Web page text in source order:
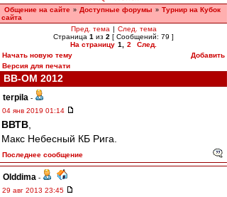
Общение на сайте » Доступные форумы » Турнир на Кубок
сайта
Пред. тема | След. тема
Страница 1 из 2 [ Сообщений: 79 ]
На страницу 1 2
След.
Начать новую тему
Добавить
Версия для печати
ВВ-ОМ 2012
terpila -
04 янв 2019 01:14
ВВТВ
Макс Небесный КБ Рига.
Последнее сообщение
Olddima -
29 авг 2013 23:45